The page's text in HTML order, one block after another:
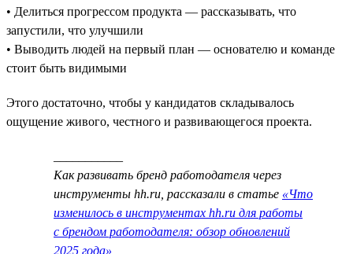
• Делиться прогрессом продукта — рассказывать, что
запустили, что улучшили
• Выводить людей на первый план — основателю и команде
стоит быть видимыми
Этого достаточно, чтобы у кандидатов складывалось
ощущение живого, честного и развивающегося проекта.
Как развивать бренд работодателя через
инструменты hh.ru, рассказали в статье «Что
изменилось в инструментах hh.ru для работы
с брендом работодателя: обзор обновлений
2025 года»